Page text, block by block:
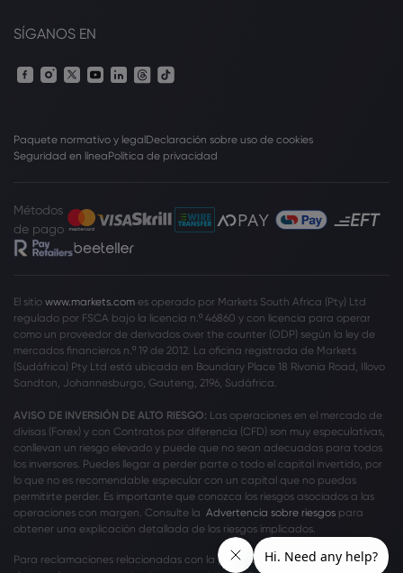
SÍGANOS EN
Paquete normativo y legalDeclaración sobre uso de cookies
Seguridad en líneaPolítica de privacidad
Métodos
de pago
El sitio www.markets.com es operado por Markets South Africa (Pty) Ltd
regulado por FSCA bajo la licencia n.º 46860 y con licencia para operar
como un proveedor de derivados over the counter (ODP) según la ley de
mercados financieros n.º 19 de 2012. La oficina registrada de Markets
(Sudáfrica) Pty Ltd está ubicada en Boundary Place 18 Rivonia Road, Illovo
Sandton, Johannesburgo, Gauteng, 2196, Sudáfrica.
AVISO DE INVERSIÓN DE ALTO RIESGO: Las operaciones en el mercado de
divisas (Forex) y con Contratos por diferencia (CFD) son muy especulativas,
conllevan un riesgo elevado y puede que no sean adecuadas para todos
los inversores. Puedes llegar a perder parte o todo el capital invertido, por
lo que no es recomendable especular con un capital que no puedas
permitirte perder. Es importante que conozca los riesgos asociados a las
operaciones con margen. Consulte la Advertencia sobre riesgos para
obtener una explicación detallada de los riesgos implicados.
Para reclamaciones relacionadas con la privacidad y la protección de